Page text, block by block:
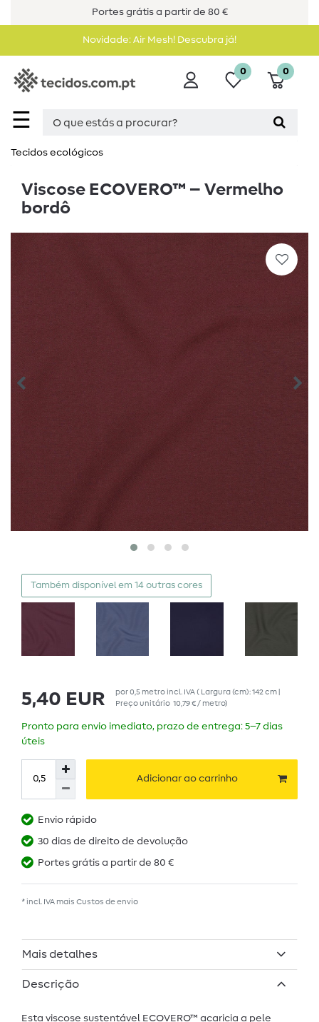
Portes grátis a partir de 80 €
Novidade: Air Mesh! Descubra já!
☰
0 0
Tecidos ecológicos
Viscose ECOVERO™ – Vermelho
bordô
Também disponível em 14 outras cores
5,40 EUR por0,5 metroincl. IVA( Largura (cm): 142 cm |
Preço unitário 10,79 € / metro)
Pronto para envio imediato, prazo de entrega: 5–7 dias
úteis
Adicionar ao carrinho
Envio rápido
30 dias de direito de devolução
Portes grátis a partir de 80 €
* incl. IVA mais Custos de envio
Mais detalhes
Descrição
Esta viscose sustentável ECOVERO™ acaricia a pele